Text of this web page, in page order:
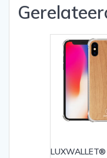
LUXWALLET®